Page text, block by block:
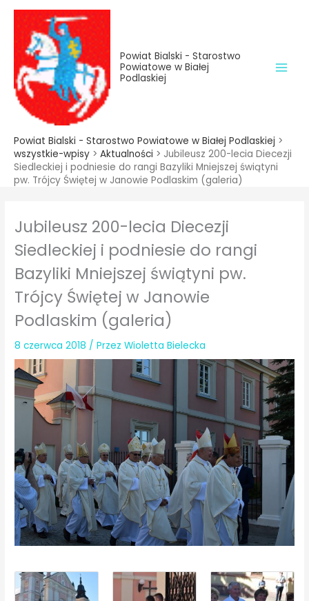
treści
Przejdź
treści
Powiat Bialski - Starostwo
Powiatowe w Białej
Podlaskiej
Powiat Bialski - Starostwo Powiatowe w Białej Podlaskiej >
wszystkie-wpisy > Aktualności > Jubileusz 200-lecia Diecezji
Siedleckiej i podniesie do rangi Bazyliki Mniejszej świątyni
pw. Trójcy Świętej w Janowie Podlaskim (galeria)
Jubileusz 200-lecia Diecezji
Siedleckiej i podniesie do rangi
Bazyliki Mniejszej świątyni pw.
Trójcy Świętej w Janowie
Podlaskim (galeria)
8 czerwca 2018 / PrzezWioletta Bielecka